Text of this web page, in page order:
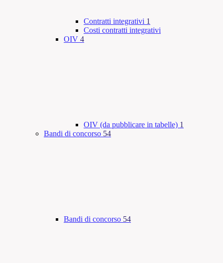
Contratti integrativi 1
Costi contratti integrativi
OIV 4
OIV (da pubblicare in tabelle) 1
Bandi di concorso 54
Bandi di concorso 54